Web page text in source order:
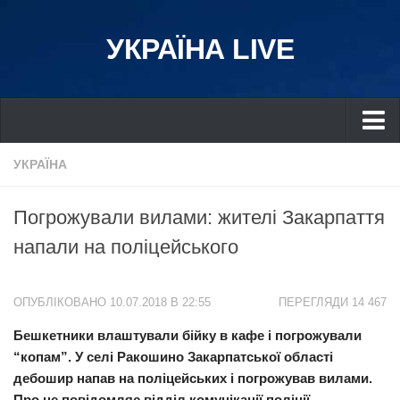
УКРАЇНА LIVE
Україна
Дніпро
Львів
Харків
Донбас
Схід
УКРАЇНА
Погрожували вилами: жителі Закарпаття
напали на поліцейського
ПЕРЕГЛЯДИ 14 467
ОПУБЛІКОВАНО 10.07.2018 В 22:55
Бешкетники влаштували бійку в кафе і погрожували
“копам”. У селі Ракошино Закарпатської області
дебошир напав на поліцейських і погрожував вилами.